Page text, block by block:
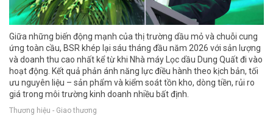
Giữa những biến động mạnh của thị trường dầu mỏ và chuỗi cung
ứng toàn cầu, BSR khép lại sáu tháng đầu năm 2026 với sản lượng
và doanh thu cao nhất kể từ khi Nhà máy Lọc dầu Dung Quất đi vào
hoạt động. Kết quả phản ánh năng lực điều hành theo kịch bản, tối
ưu nguyên liệu – sản phẩm và kiểm soát tồn kho, dòng tiền, rủi ro
giá trong môi trường kinh doanh nhiều bất định.
Thương hiệu - Giao thương